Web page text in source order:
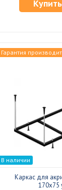
Гарантия
В наличии
Каркас для
170x75